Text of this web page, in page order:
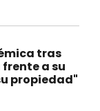
tras
a su
propiedad"